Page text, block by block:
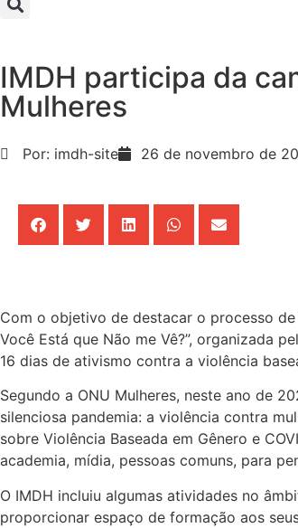
IMDH participa da
Mulheres
Por: imdh-site 26 de novembro de
Com o objetivo de destacar o processo de
Você Está que Não me Vê?”, organizada
16 dias de ativismo contra a violência
Segundo a ONU Mulheres, neste ano de
silenciosa pandemia: a violência contra
sobre Violência Baseada em Gênero e
academia, mídia, pessoas comuns, para
O IMDH incluiu algumas atividades no
proporcionar espaço de formação aos